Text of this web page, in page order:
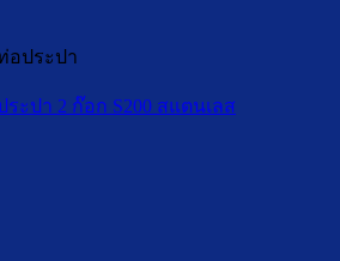
อประปา
ะปา 2 ก๊อก S200 สแตนเลส